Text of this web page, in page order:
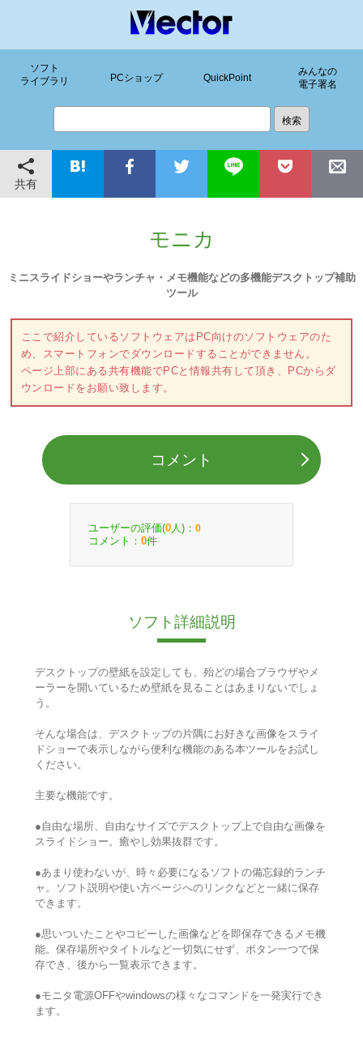
ソフト
ライブラリ
PCショップ QuickPoint
みんなの
電子署名
共有
モニカ
ミニスライドショーやランチャ・メモ機能などの多機能デスクトップ補助
ツール
ここで紹介しているソフトウェアはPC向けのソフトウェアのた
め、スマートフォンでダウンロードすることができません。
ページ上部にある共有機能でPCと情報共有して頂き、PCからダ
ウンロードをお願い致します。
コメント
ユーザーの評価(0 人)： 0
コメント： 0件
ソフト詳細説明
デスクトップの壁紙を設定しても、殆どの場合ブラウザやメ
ーラーを開いているため壁紙を見ることはあまりないでしょ
う。
そんな場合は、デスクトップの片隅にお好きな画像をスライ
ドショーで表示しながら便利な機能のある本ツールをお試し
ください。
主要な機能です。
●自由な場所、自由なサイズでデスクトップ上で自由な画像を
スライドショー。癒やし効果抜群です。
●あまり使わないが、時々必要になるソフトの備忘録的ランチ
ャ。ソフト説明や使い方ページへのリンクなどと一緒に保存
できます。
●思いついたことやコピーした画像などを即保存できるメモ機
能。保存場所やタイトルなど一切気にせず、ボタン一つで保
存でき、後から一覧表示できます。
●モニタ電源OFFやwindowsの様々なコマンドを一発実行でき
ます。